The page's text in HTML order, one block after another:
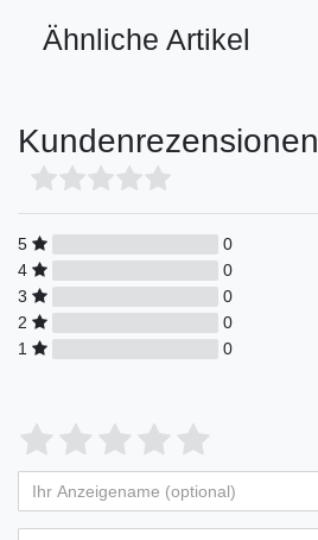
Ähnliche Artikel
Kundenrezensionen
5
0
4
0
3
0
2
0
1
0